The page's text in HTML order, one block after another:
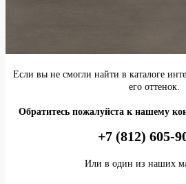
Если вы не смогли найти в каталоге
его оттенок.
Обратитесь пожалуйста к нашему
+7 (812) 605-
Или в один из наших